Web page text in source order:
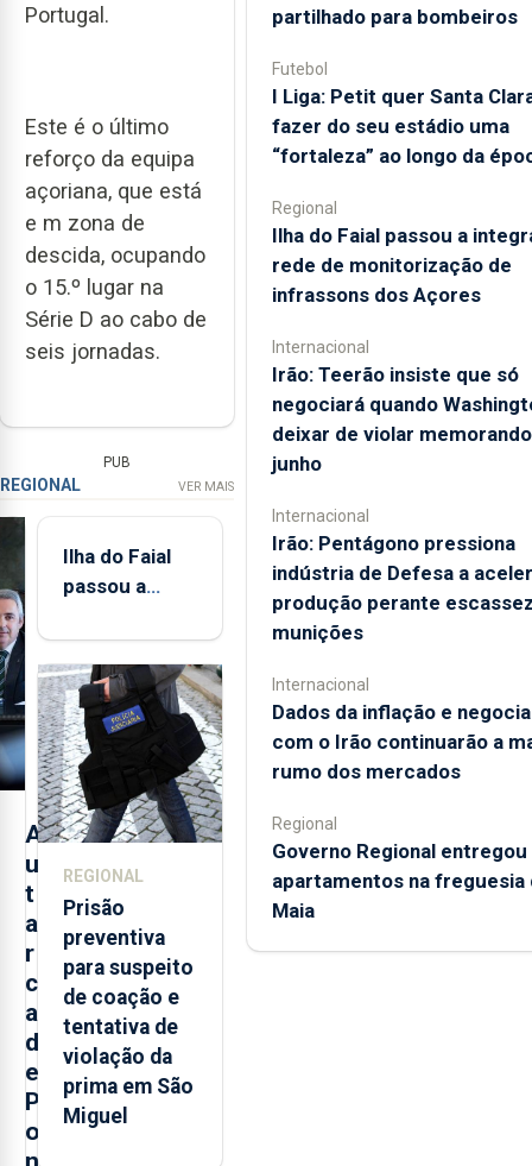
Portugal.
Este é o último
reforço da equipa
açoriana, que está
e m zona de
descida, ocupando
o 15.º lugar na
Série D ao cabo de
seis jornadas.
PUB
REGIONAL VER MAIS
A
u
t
a
r
c
a
d
e
P
o
Ilha do Faial
passou a
de
monitorização
de infrassons
dos Açores
REGIONAL
Prisão
preventiva
para suspeito
de coação e
tentativa de
violação da
prima em São
Miguel
partilhado para bombeiros
Futebol
I Liga: Petit quer Santa
fazer do seu estádio uma
“fortaleza” ao longo da
Regional
Ilha do Faial passou a
rede de monitorização de
infrassons dos Açores
Internacional
Irão: Teerão insiste que só
negociará quando
deixar de violar
junho
Internacional
Irão: Pentágono pressiona
indústria de Defesa a
produção perante
munições
Internacional
Dados da inflação e
com o Irão continuarão a
rumo dos mercados
Regional
Governo Regional entregou
apartamentos na freguesia
Maia